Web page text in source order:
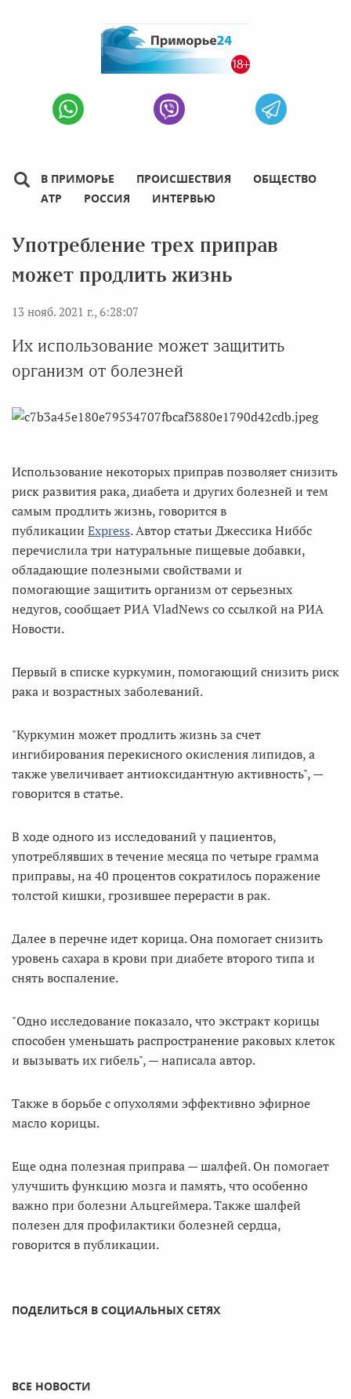
В ПРИМОРЬЕ ПРОИСШЕСТВИЯ
ОБЩЕСТВО
АТР
РОССИЯ ИНТЕРВЬЮ
Употребление трех приправ
может продлить жизнь
13 нояб. 2021 г., 6:28:07
Их использование может защитить
организм от болезней
Использование некоторых приправ позволяет снизить
риск развития рака, диабета и других болезней и тем
самым продлить жизнь, говорится в
публикации Express. Автор статьи Джессика Ниббс
перечислила три натуральные пищевые добавки,
обладающие полезными свойствами и
помогающие защитить организм от серьезных
недугов, сообщает РИА VladNews со ссылкой на РИА
Новости.
Первый в списке куркумин, помогающий снизить риск
рака и возрастных заболеваний.
"Куркумин может продлить жизнь за счет
ингибирования перекисного окисления липидов, а
также увеличивает антиоксидантную активность", —
говорится в статье.
В ходе одного из исследований у пациентов,
употреблявших в течение месяца по четыре грамма
приправы, на 40 процентов сократилось поражение
толстой кишки, грозившее перерасти в рак.
Далее в перечне идет корица. Она помогает снизить
уровень сахара в крови при диабете второго типа и
снять воспаление.
"Одно исследование показало, что экстракт корицы
способен уменьшать распространение раковых клеток
и вызывать их гибель", — написала автор.
Также в борьбе с опухолями эффективно эфирное
масло корицы.
Еще одна полезная приправа — шалфей. Он помогает
улучшить функцию мозга и память, что особенно
важно при болезни Альцгеймера. Также шалфей
полезен для профилактики болезней сердца,
говорится в публикации.
ПОДЕЛИТЬСЯ В СОЦИАЛЬНЫХ СЕТЯХ
ВСЕ НОВОСТИ